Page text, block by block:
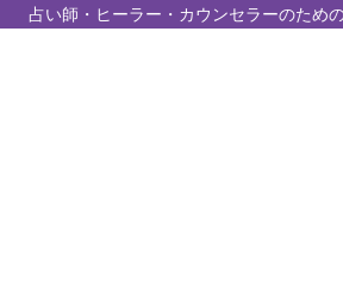
ツにスキップ
占い師・ヒーラー・カウンセラーのため